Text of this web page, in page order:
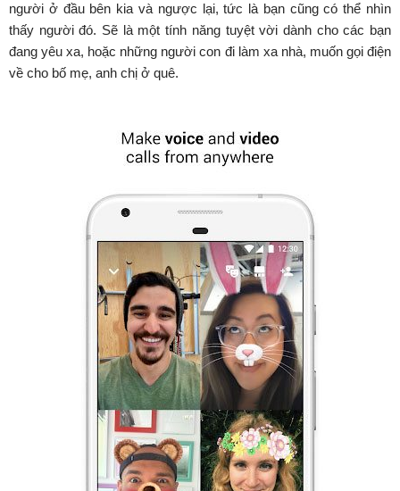
người ở đầu bên kia và ngược lại, tức là bạn cũng có thể nhìn
thấy người đó. Sẽ là một tính năng tuyệt vời dành cho các bạn
đang yêu xa, hoặc những người con đi làm xa nhà, muốn gọi điện
về cho bố mẹ, anh chị ở quê.